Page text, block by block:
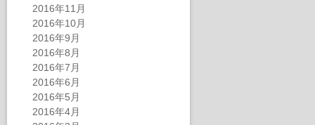
2016年11月
2016年10月
2016年9月
2016年8月
2016年7月
2016年6月
2016年5月
2016年4月